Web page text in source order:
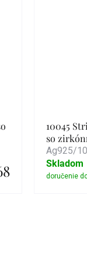
10045
so
Ag925/
Skladom